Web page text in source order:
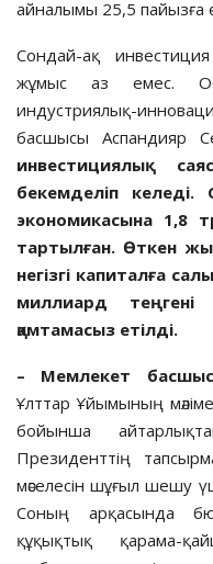
айналымы 25,5 пайызға
Сондай-ақ
жұмыс аз емес.
индустриялық-
басшысы Аспандияр
инвестициялық
бекемделіп
экономикасына 1,8
тартылған. Өткен
негізгі капиталға
миллиард теңгені
қамтамасыз етілді.
– Мемлекет
Ұлттар Ұйымының
бойынша
Президенттің
мәселесін шұғыл шешу
Соның арқасында
құқықтық қарама-